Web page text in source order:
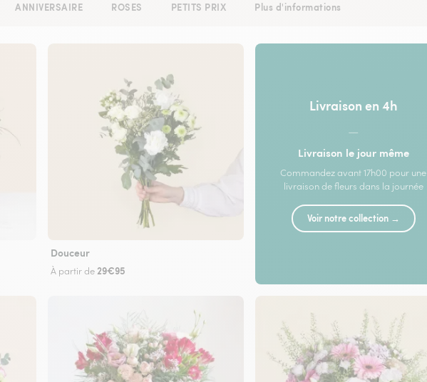
ANNIVERSAIRE ROSES PETITS PRIX Plus d'informations
Douceur
À partir de 29€95
Livraison en 4h
—
Livraison le jour même
Commandez avant 17h00 pour une
livraison de fleurs dans la journée
Voir notre collection →